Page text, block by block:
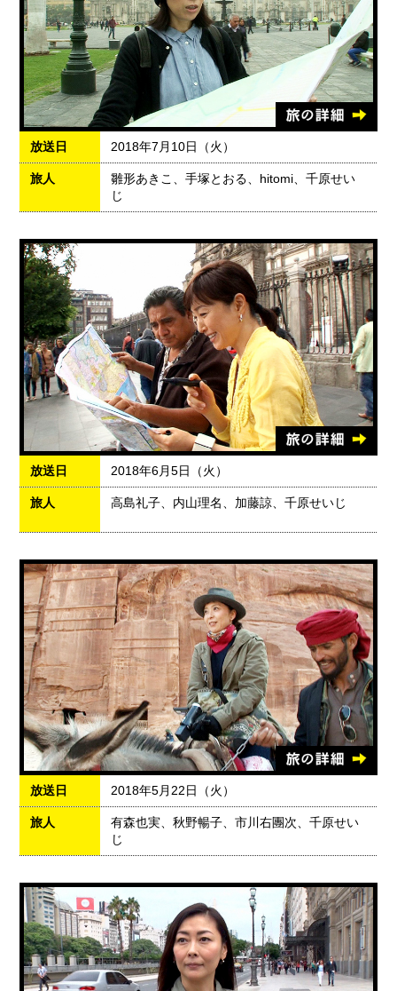
放送日 2018年7月10日（火）
旅人
雛形あきこ、手塚とおる、hitomi、千原せい
じ
放送日 2018年6月5日（火）
旅人 高島礼子、内山理名、加藤諒、千原せいじ
放送日 2018年5月22日（火）
旅人
有森也実、秋野暢子、市川右團次、千原せい
じ